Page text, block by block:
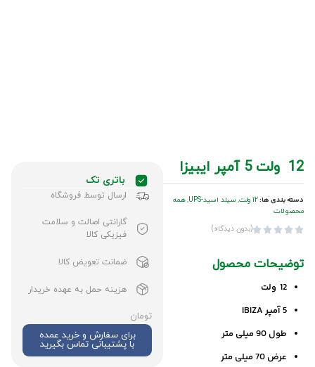
12 ولت 5 آمپر ایبیزا
دسته بندی ها:12 ولت , سیلد اسید-UPS ,همه
محصولات




(بدون دیدگاه)
توضیحات محصول
12 ولت
5 آمپر IBIZA
طول 90 میلی متر
عرض 70 میلی متر
باتری تک
ارسال توسط فروشگاه
گارانتی اصالت و سلامت
فیزیکی کالا
ضمانت تعویض کالا
هزینه حمل به عهده خریدار
تومان
برای سفارش و خرید عمده
با پشتیبانی تماس بگیرید